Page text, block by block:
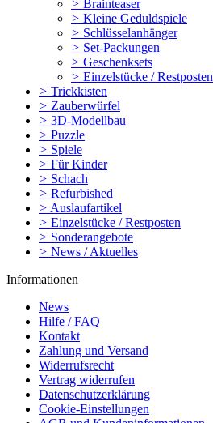
> Brainteaser
> Kleine Geduldspiele
> Schlüsselanhänger
> Set-Packungen
> Geschenksets
> Einzelstücke / Restposten
> Trickkisten
> Zauberwürfel
> 3D-Modellbau
> Puzzle
> Spiele
> Für Kinder
> Schach
> Refurbished
> Auslaufartikel
> Einzelstücke / Restposten
> Sonderangebote
> News / Aktuelles
Informationen
News
Hilfe / FAQ
Kontakt
Zahlung und Versand
Widerrufsrecht
Vertrag widerrufen
Datenschutzerklärung
Cookie-Einstellungen